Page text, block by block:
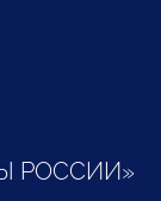
РОССИИ»